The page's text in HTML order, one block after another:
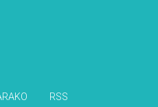
RSS